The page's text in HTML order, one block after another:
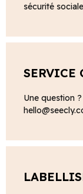
sécurité
SERVICE
Une question